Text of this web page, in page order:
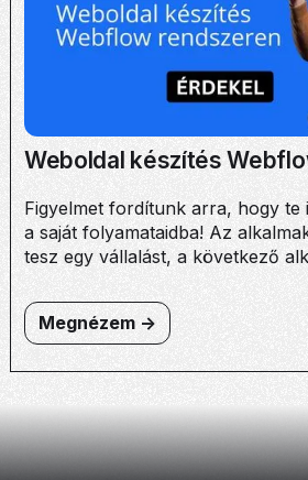
Weboldal készítés
Figyelmet fordítunk arra, hogy te
a saját folyamataidba! Az
tesz egy vállalást, a következő
Megnézem ->